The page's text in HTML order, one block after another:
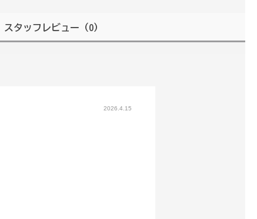
スタッフレビュー （0）
2026.4.15